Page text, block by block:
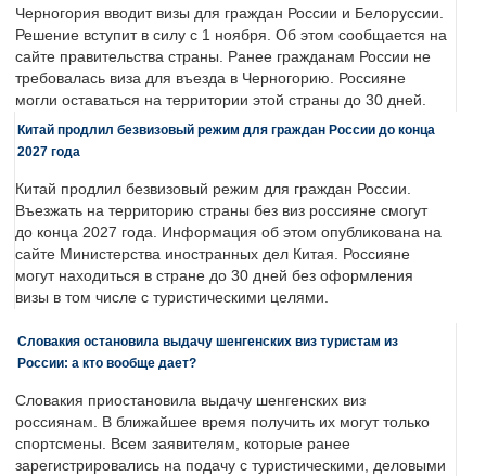
Черногория вводит визы для граждан России и Белоруссии.
Решение вступит в силу с 1 ноября. Об этом сообщается на
сайте правительства страны. Ранее гражданам России не
требовалась виза для въезда в Черногорию. Россияне
могли оставаться на территории этой страны до 30 дней.
Китай продлил безвизовый режим для граждан России до конца
2027 года
Китай продлил безвизовый режим для граждан России.
Въезжать на территорию страны без виз россияне смогут
до конца 2027 года. Информация об этом опубликована на
сайте Министерства иностранных дел Китая. Россияне
могут находиться в стране до 30 дней без оформления
визы в том числе с туристическими целями.
Словакия остановила выдачу шенгенских виз туристам из
России: а кто вообще дает?
Словакия приостановила выдачу шенгенских виз
россиянам. В ближайшее время получить их могут только
спортсмены. Всем заявителям, которые ранее
зарегистрировались на подачу с туристическими, деловыми